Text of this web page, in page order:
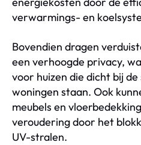
verwarmings- en
Bovendien dragen
een verhoogde privacy,
voor huizen die dicht bij
woningen staan. Ook
meubels en
veroudering door het
UV-stralen.